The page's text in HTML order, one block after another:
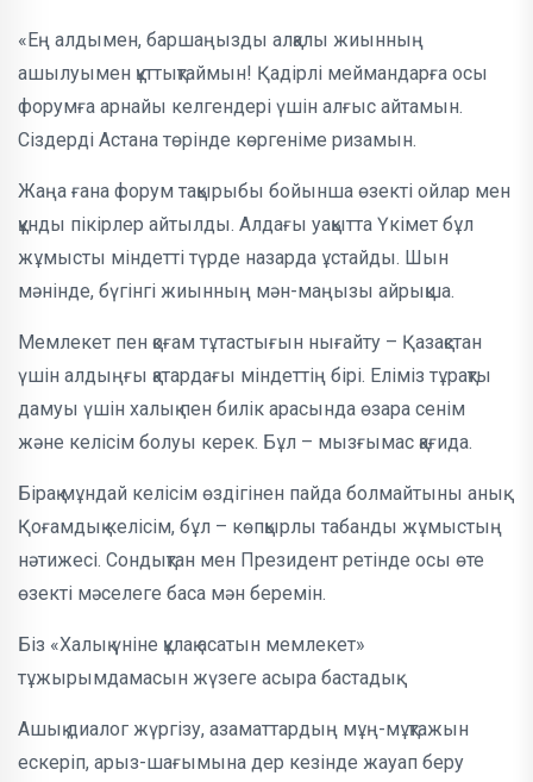
«Ең алдымен, баршаңызды алқалы жиынның
ашылуымен құттықтаймын! Қадірлі меймандарға осы
форумға арнайы келгендері үшін алғыс айтамын.
Сіздерді Астана төрінде көргеніме ризамын.
Жаңа ғана форум тақырыбы бойынша өзекті ойлар мен
құнды пікірлер айтылды. Алдағы уақытта Үкімет бұл
жұмысты міндетті түрде назарда ұстайды. Шын
мәнінде, бүгінгі жиынның мән-маңызы айрықша.
Мемлекет пен қоғам тұтастығын нығайту – Қазақстан
үшін алдыңғы қатардағы міндеттің бірі. Еліміз тұрақты
дамуы үшін халық пен билік арасында өзара сенім
және келісім болуы керек. Бұл – мызғымас қағида.
Бірақ мұндай келісім өздігінен пайда болмайтыны анық.
Қоғамдық келісім, бұл – көпқырлы табанды жұмыстың
нәтижесі. Сондықтан мен Президент ретінде осы өте
өзекті мәселеге баса мән беремін.
Біз «Халық үніне құлақ асатын мемлекет»
тұжырымдамасын жүзеге асыра бастадық.
Ашық диалог жүргізу, азаматтардың мұң-мұқтажын
ескеріп, арыз-шағымына дер кезінде жауап беру